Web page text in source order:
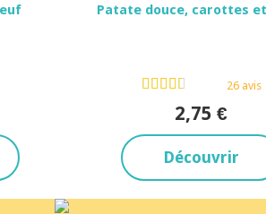
Patate douce, carottes
26 avis
2,75 €
Découvrir